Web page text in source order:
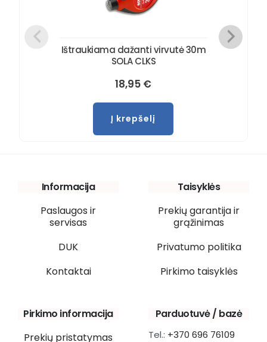
Ištraukiama dažanti virvutė 30m
SOLA CLKS
18,95 €
Į krepšelį
Informacija
Paslaugos ir
servisas
DUK
Kontaktai
Taisyklės
Prekių garantija ir
grąžinimas
Privatumo politika
Pirkimo taisyklės
Pirkimo informacija
Prekių pristatymas
Parduotuvė / bazė
Tel.: +370 696 76109